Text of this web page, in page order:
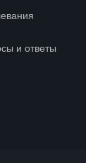
и ответы